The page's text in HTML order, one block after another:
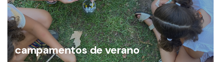
campamentos de verano